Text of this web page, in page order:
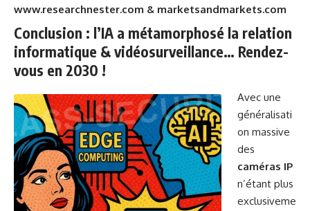
www.researchnester.com & marketsandmarkets.com
Conclusion : l’IA a métamorphosé la relation
informatique & vidéosurveillance… Rendez-
vous en 2030 !
Avec une
généralisati
on massive
des
caméras IP
n’étant plus
exclusiveme